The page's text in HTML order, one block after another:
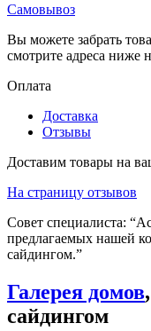
Самовывоз
Вы можете забрать
смотрите адреса ниже
Оплата
Доставка
Отзывы
Доставим товары на
На страницу отзывов
Совет специалиста:
предлагаемых нашей
сайдингом.”
Галерея домов
сайдингом